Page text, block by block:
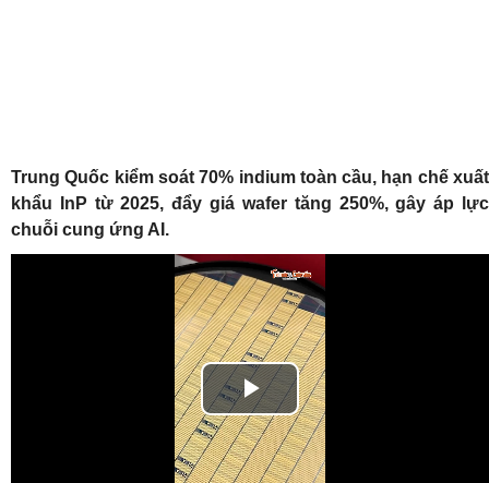
Trung Quốc kiểm soát 70% indium toàn cầu, hạn chế xuất
khẩu InP từ 2025, đẩy giá wafer tăng 250%, gây áp lực
chuỗi cung ứng AI.
Play
Video